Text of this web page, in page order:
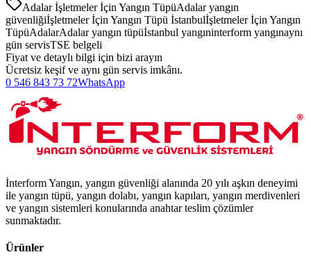
Adalar İşletmeler İçin Yangın TüpüAdalar yangın
güvenliğiİşletmeler İçin Yangın Tüpü İstanbulİşletmeler İçin Yangın
TüpüAdalarAdalar yangın tüpüİstanbul yangıninterform yangınaynı
gün servisTSE belgeli
Fiyat ve detaylı bilgi için bizi arayın
Ücretsiz keşif ve aynı gün servis imkânı.
0 546 843 73 72WhatsApp
İnterform Yangın, yangın güvenliği alanında 20 yılı aşkın deneyimi
ile yangın tüpü, yangın dolabı, yangın kapıları, yangın merdivenleri
ve yangın sistemleri konularında anahtar teslim çözümler
sunmaktadır.
Ürünler